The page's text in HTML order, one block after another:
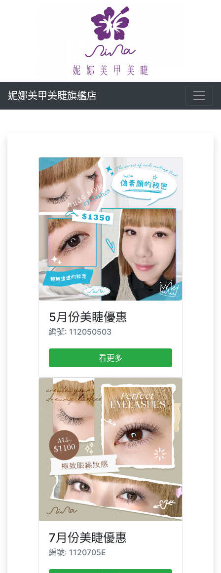
妮娜美甲美睫旗艦店
5月份美睫優惠
編號: 112050503
看更多
7月份美睫優惠
編號: 1120705E